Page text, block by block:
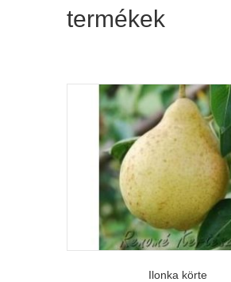
termékek
Ilonka körte